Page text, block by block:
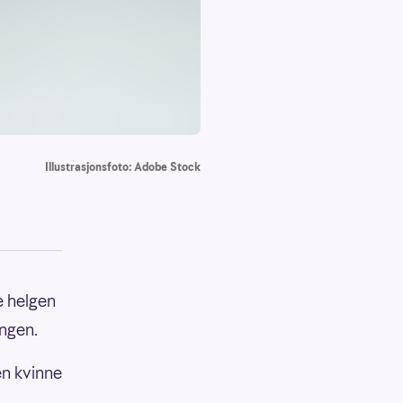
Illustrasjonsfoto: Adobe Stock
helgen
kvinne